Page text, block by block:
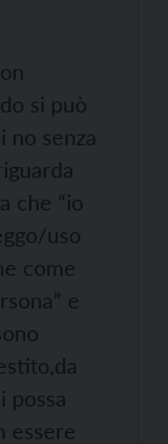
si può
no senza
che “io
uso
come
e
possa
essere